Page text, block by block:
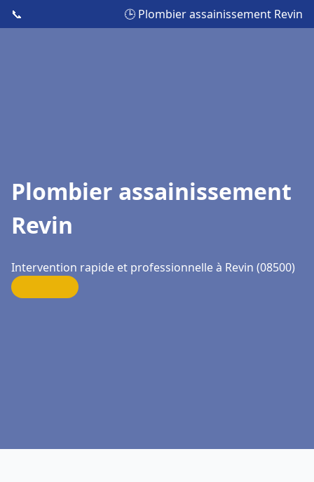
📞 🕒 Plombier assainissement Revin
Plombier assainissement
Revin
Intervention rapide et professionnelle à Revin (08500)